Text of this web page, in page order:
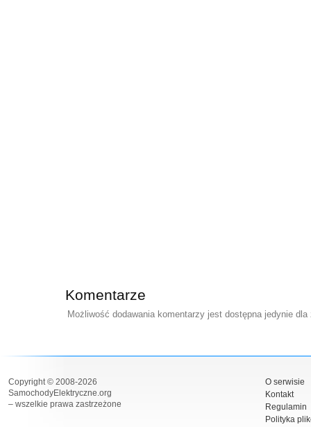
Komentarze
Możliwość dodawania komentarzy jest dostępna jedynie
Copyright © 2008-2026
SamochodyElektryczne.org
– wszelkie prawa zastrzeżone
O serwisie
Kontakt
Regulamin
Polityka